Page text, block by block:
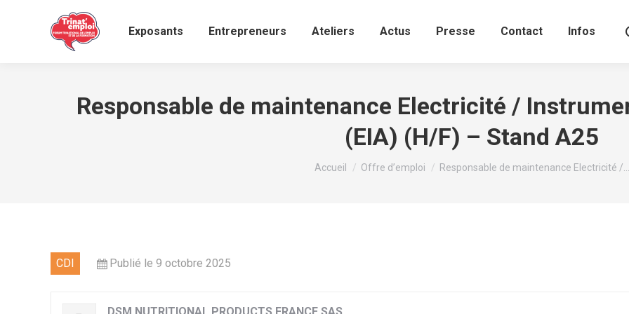
Exposants Entrepreneurs Ateliers Actus Presse Contact Infos
Responsable de maintenance Electricité /
(EIA) (H/F) – Stand A25
Vous êtes ici :
Accueil Offre d’emploi Responsable de maintenance Electricité /…
CDI Publié le 9 octobre 2025